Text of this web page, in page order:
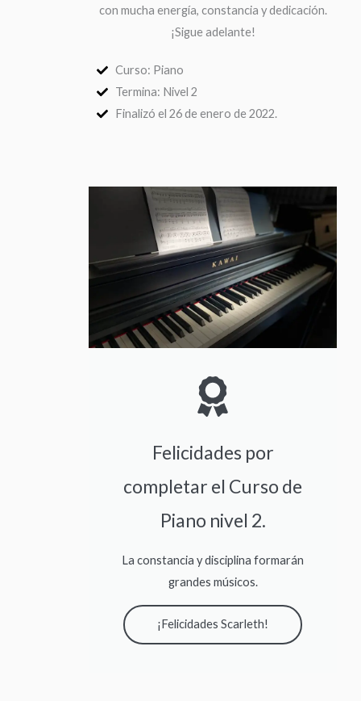
con mucha energía, constancia y dedicación.
¡Sigue adelante!
Curso: Piano
Termina: Nivel 2
Finalizó el 26 de enero de 2022.
Felicidades por
completar el Curso de
Piano nivel 2.
La constancia y disciplina formarán
grandes músicos.
¡Felicidades Scarleth!